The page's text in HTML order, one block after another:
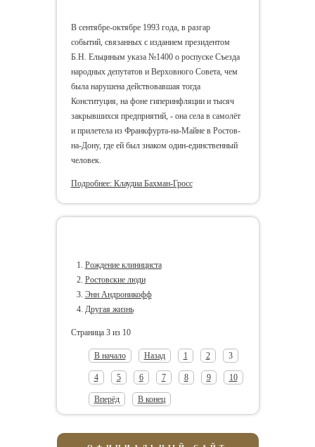
В сентябре-октябре 1993 года, в разгар
событий, связанных с изданием президентом
Б.Н. Ельциным указа №1400 о роспуске Съезда
народных депутатов и Верховного Совета, чем
была нарушена действовавшая тогда
Конституция, на фоне гиперинфляции и тысяч
закрывшихся предприятий, - она села в самолёт
и прилетела из Франкфурта-на-Майне в Ростов-
на-Дону, где ей был знаком один-единственный
человек.
Подробнее: Клаудиа Бахман-Гросс
Рождение клинициста
Ростовские люди
Энн Андроникофф
Другая жизнь
Страница 3 из 10
В начало Назад 1 2 3
4 5 6 7 8 9 10
Вперёд В конец